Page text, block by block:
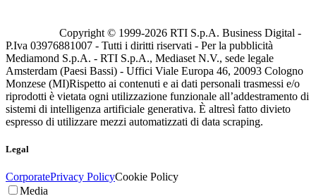
Copyright © 1999-2026 RTI S.p.A. Business Digital -
P.Iva 03976881007 - Tutti i diritti riservati - Per la pubblicità
Mediamond S.p.A. - RTI S.p.A., Mediaset N.V., sede legale
Amsterdam (Paesi Bassi) - Uffici Viale Europa 46, 20093 Cologno
Monzese (MI)Rispetto ai contenuti e ai dati personali trasmessi e/o
riprodotti è vietata ogni utilizzazione funzionale all’addestramento di
sistemi di intelligenza artificiale generativa. È altresì fatto divieto
espresso di utilizzare mezzi automatizzati di data scraping.
Legal
CorporatePrivacy PolicyCookie Policy
Media